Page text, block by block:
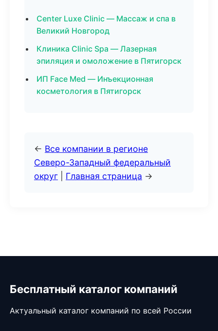
Center Luxe Clinic — Массаж и спа в
Великий Новгород
Клиника Clinic Spa — Лазерная
эпиляция и омоложение в Пятигорск
ИП Face Med — Инъекционная
косметология в Пятигорск
← Все компании в регионе
Северо-Западный федеральный
округ
Главная страница →
Бесплатный каталог компаний
Актуальный каталог компаний по всей России